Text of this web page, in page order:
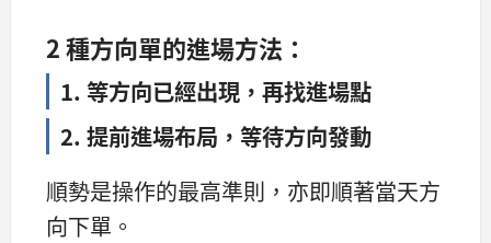
2 種方向單的進場方法：
1. 等方向已經出現，再找進場點
2. 提前進場布局，等待方向發動
順勢是操作的最高準則，亦即順著當天方
向下單。